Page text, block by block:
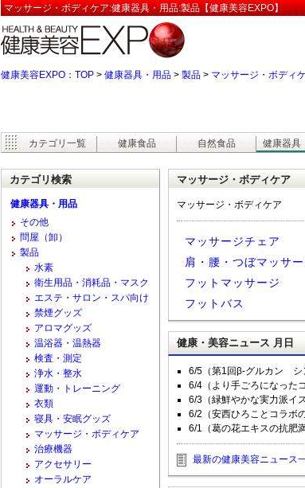
マッサージ・ボディケア:健康器具・用品:製品【健康美容EXPO】
健康美容EXPO：TOP > 健康器具・用品 > 製品 > マッサージ・ボディ
カテゴリ一覧 健康食品 自然食品 健康器具
マッサージ・ボディケア
マッサージ・ボディケア
マッサージチェア
肩・腰・つぼマッサー
フットマッサージ
フットバス
健康・美容ニュース 月日
6/5（第1回β-グルカン シ
6/4（より手ごろになった
6/3（緑鮮やかな実力派イ
6/2（安西ひろことコラボ
6/1（葛の花エキスの抗肥
最新の健康美容ニュース
カテゴリ検索
健康器具・用品
その他
問屋（卸）
製品
水素
衛生用品・消耗品・マスク
エステ・サロン・スパ向け
禁煙グッズ
アロマグッズ
温浴器・温熱器
検査・測定
浄水・整水
運動・トレーニング
衣類
寝具・安眠グッズ
マッサージ・ボディケア
治療機器
アクセサリー
オーラルケア